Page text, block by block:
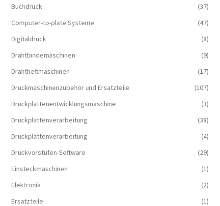
Buchdruck
(37)
Computer-to-plate Systeme
(47)
Digitaldruck
(8)
Drahtbindemaschinen
(9)
Drahtheftmaschinen
(17)
Druckmaschinenzubehör und Ersatzteile
(107)
Druckplattenentwicklungsmaschine
(3)
Druckplattenverarbeitung
(38)
Druckplattenverarbeitung
(4)
Druckvorstufen-Software
(29)
Einsteckmaschinen
(1)
Elektronik
(2)
Ersatzteile
(1)